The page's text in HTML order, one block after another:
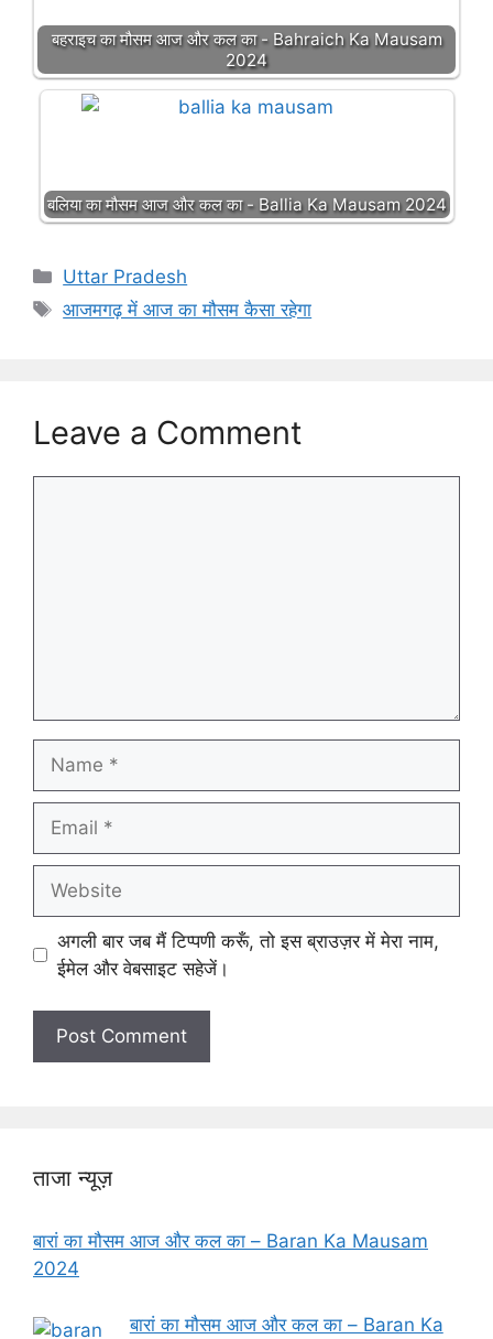
बहराइच का मौसम आज और कल का - Bahraich Ka Mausam
2024
बलिया का मौसम आज और कल का - Ballia Ka Mausam 2024
Categories
Uttar Pradesh
Tags
आजमगढ़ में आज का मौसम कैसा रहेगा
Leave a Comment
अगली बार जब मैं टिप्पणी करूँ, तो इस ब्राउज़र में मेरा नाम,
ईमेल और वेबसाइट सहेजें।
ताजा न्यूज़
बारां का मौसम आज और कल का – Baran Ka Mausam
2024
बारां का मौसम आज और कल का – Baran Ka